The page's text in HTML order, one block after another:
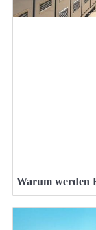
Warum werden